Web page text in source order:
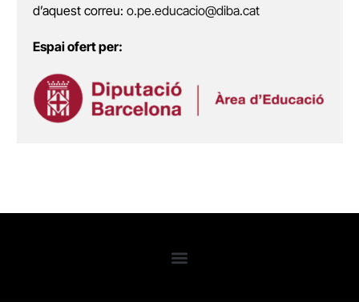
d’aquest correu: o.pe.educacio@diba.cat
Espai ofert per: